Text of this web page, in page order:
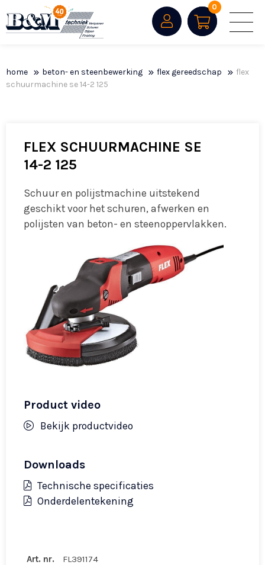
0
home beton- en steenbewerking flex gereedschap
flex
schuurmachine se 14-2 125
FLEX SCHUURMACHINE SE
14-2 125
Schuur en polijstmachine uitstekend
geschikt voor het schuren, afwerken en
polijsten van beton- en steenoppervlakken.
Product video
Bekijk productvideo
Downloads
Technische specificaties
Onderdelentekening
Art. nr.
FL391174